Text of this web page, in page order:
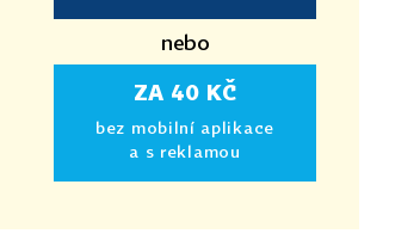
nebo
ZA 40 KČ
bez mobilní aplikace
a s reklamou